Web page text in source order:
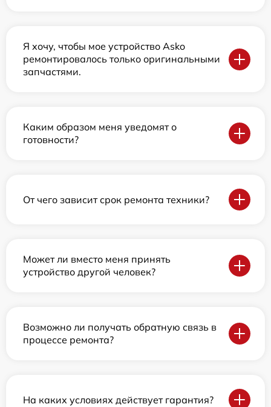
Я хочу, чтобы мое устройство Asko
ремонтировалось только оригинальными
запчастями.
Каким образом меня уведомят о
готовности?
От чего зависит срок ремонта техники?
Может ли вместо меня принять
устройство другой человек?
Возможно ли получать обратную связь в
процессе ремонта?
На каких условиях действует гарантия?